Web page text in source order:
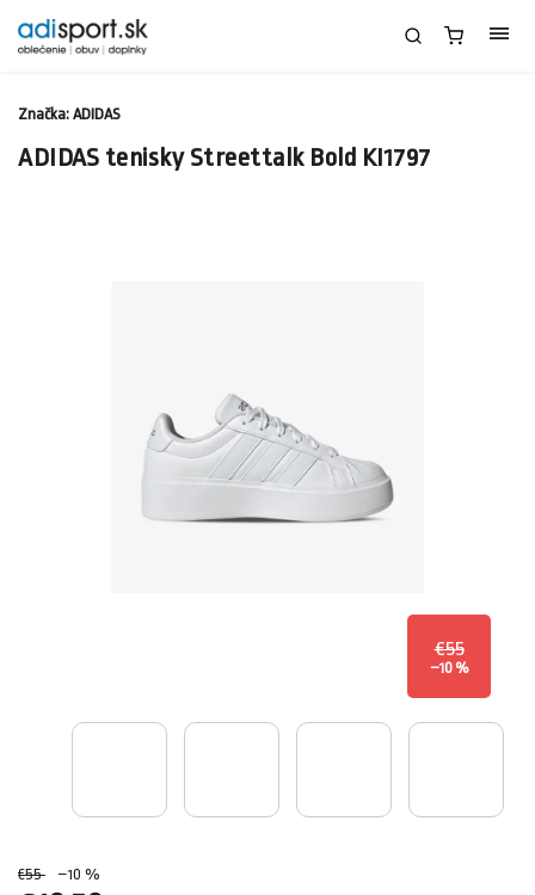
ADIDAS tenisky Streettalk Bold KI1797
€55
–10 %
€55 –10 %
Značka: ADIDAS